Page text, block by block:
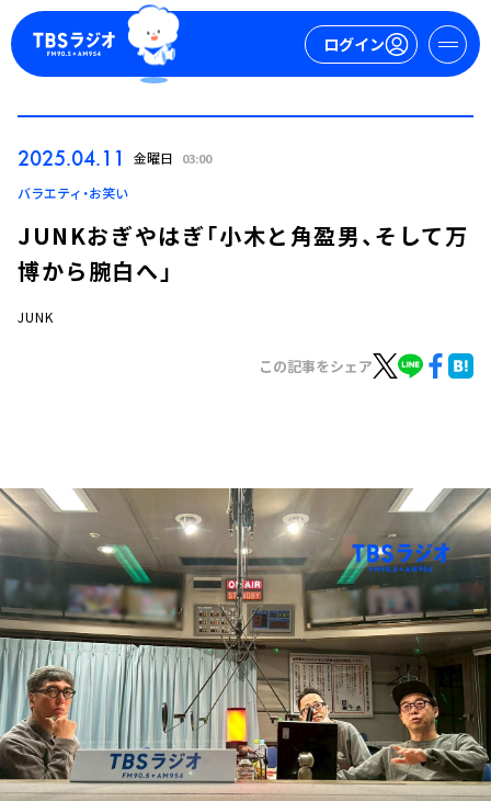
ログイン
ログイン
お知らせ
イベント・グッズ
YouTube
会社情報
2025.04.11 金曜日 03:00
バラエティ・お笑い
JUNKおぎやはぎ「小木と角盈男、そして万
博から腕白へ」
JUNK
この記事をシェア